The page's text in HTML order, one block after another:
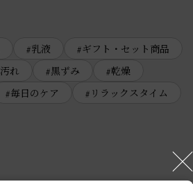
乳液
ギフト・セット商品
汚れ 黒ずみ
乾燥
毎日のケア
リラックスタイム